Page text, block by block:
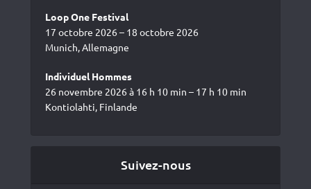
Loop One Festival
17 octobre 2026 – 18 octobre 2026
Munich, Allemagne
Individuel Hommes
26 novembre 2026 à 16 h 10 min – 17 h 10 min
Kontiolahti, Finlande
Suivez-nous